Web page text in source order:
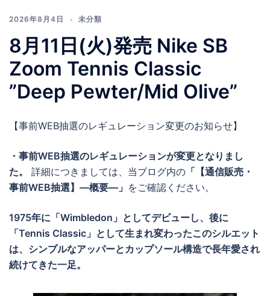
2026年8月4日 未分類
8月11日(火)発売 Nike SB
Zoom Tennis Classic
”Deep Pewter/Mid Olive”
【事前WEB抽選のレギュレーション変更のお知らせ】
・事前WEB抽選のレギュレーションが変更となりまし
た。
詳細につきましては、当ブログ内の 「【通信販売・
事前WEB抽選】―概要―」 をご確認ください。
1975年に「Wimbledon」としてデビューし、後に
「Tennis Classic」として生まれ変わったこのシルエット
は、シンプルなアッパーとカップソール構造で長年愛され
続けてきた一足。